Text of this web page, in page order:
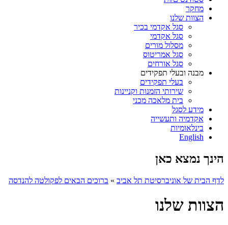
מחקר
הצוות שלנו
סגל אקדמי בכיר
סגל אקדמי
מסלול מורים
סגל אמריטוס
סגל אורחים
מבנה ובעלי תפקידים
בעלי תפקידים
שירותי הזמנות וקניינות
בית מלאכה מכני
מידע לסגל
אקדמיה ותעשייה
בינלאומיות
English
הינך נמצא כאן
לדף הבית של אוניברסיטת תל אביב » ברוכים הבאים לפקולטה להנדסה
הצוות שלנו